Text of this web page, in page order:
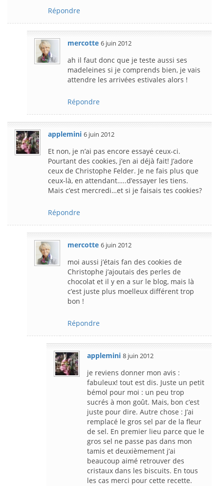
Répondre
mercotte 6 juin 2012
ah il faut donc que je teste aussi ses
madeleines si je comprends bien, je vais
attendre les arrivées estivales alors !
Répondre
applemini 6 juin 2012
Et non, je n’ai pas encore essayé ceux-ci.
Pourtant des cookies, j’en ai déjà fait! J’adore
ceux de Christophe Felder. Je ne fais plus que
ceux-là, en attendant…..d’essayer les tiens.
Mais c’est mercredi…et si je faisais tes cookies?
Répondre
mercotte 6 juin 2012
moi aussi j’étais fan des cookies de
Christophe j’ajoutais des perles de
chocolat et il y en a sur le blog, mais là
c’est juste plus moelleux différent trop
bon !
Répondre
applemini 8 juin 2012
je reviens donner mon avis :
fabuleux! tout est dis. Juste un petit
bémol pour moi : un peu trop
sucrés à mon goût. Mais, bon c’est
juste pour dire. Autre chose : J’ai
remplacé le gros sel par de la fleur
de sel. En premier lieu parce que le
gros sel ne passe pas dans mon
tamis et deuxièmement j’ai
beaucoup aimé retrouver des
cristaux dans les biscuits. En tous
les cas merci pour cette recette.